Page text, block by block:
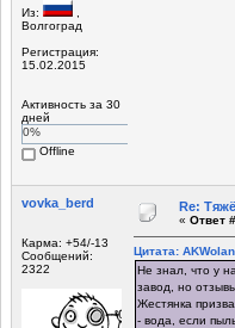
Из:
Волгоград
Регистрация:
15.02.2015
Активность за 30
дней
0%
Offline
vovka_berd
Карма: +54/-13
Сообщений:
2322
Re:
« Ответ
Цитата:
Не знал, что у
завод, но
Жестянка
- вода, если